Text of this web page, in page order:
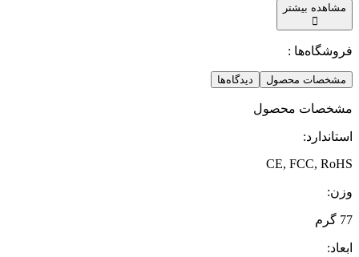
مشاهده بیشتر
فروشگاه‌ها :
مشخصات محصول دیدگاه‌ها
مشخصات محصول
استاندارد:
CE, FCC, RoHS
وزن:
77 گرم
ابعاد: